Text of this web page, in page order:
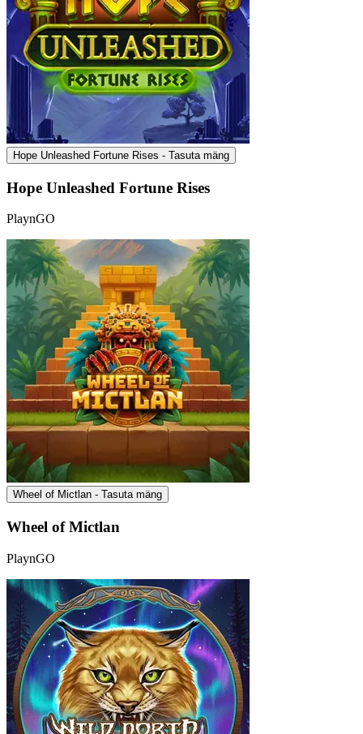
Hope Unleashed Fortune Rises - Tasuta mäng
Hope Unleashed Fortune Rises
PlaynGO
Wheel of Mictlan - Tasuta mäng
Wheel of Mictlan
PlaynGO